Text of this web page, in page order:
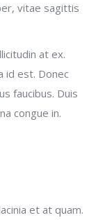
vitae sagittis
at ex.
id est. Donec
faucibus. Duis
congue in.
et at quam.